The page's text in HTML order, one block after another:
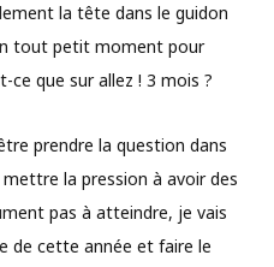
la tête dans le guidon
tout petit moment pour
ce que sur allez ! 3 mois ?
prendre la question dans
la pression à avoir des
pas à atteindre, je vais
de cette année et faire le